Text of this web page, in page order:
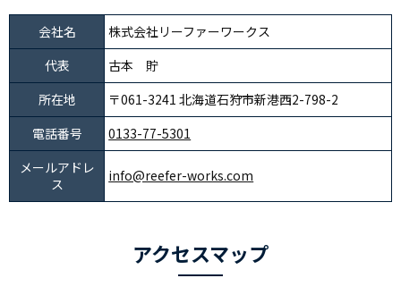
会社名
株式会社リーファーワークス
代表
古本 貯
所在地
〒061-3241 北海道石狩市新港西2-798-2
電話番号
0133-77-5301
メールアドレ
ス
info@reefer-works.com
アクセスマップ